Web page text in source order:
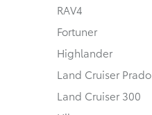
RAV4
Fortuner
Highlander
Land Cruiser Prado
Land Cruiser 300